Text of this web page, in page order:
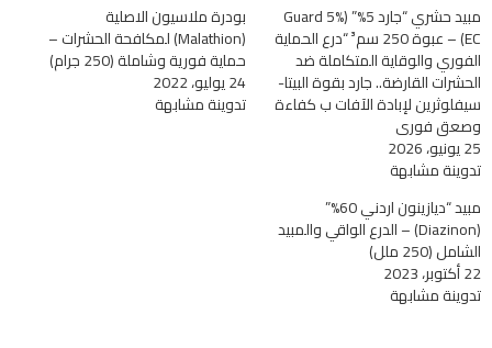
مبيد حشري “جارد 5%” (Guard 5%
EC) – عبوة 250 سم³ “درع الحماية
الفوري والوقاية المتكاملة ضد
الحشرات القارضة.. جارد بقوة البيتا-
سيفلوثرين لإبادة الآفات ب كفاءة
وصعق فوري
25 يونيو، 2026
تدوينة مشابهة
بودرة ملاسيون الاصلية
(Malathion) لمكافحة الحشرات –
حماية فورية وشاملة (250 جرام)
24 يوليو، 2022
تدوينة مشابهة
مبيد “ديازينون اردني 60%”
(Diazinon) – الدرع الواقي والمبيد
الشامل (250 ملل)
22 أكتوبر، 2023
تدوينة مشابهة